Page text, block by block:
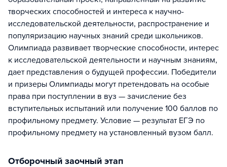
творческих способностей и интереса к научно-
исследовательской деятельности, распространение и
популяризацию научных знаний среди школьников.
Олимпиада развивает творческие способности, интерес
к исследовательской деятельности и научным знаниям,
дает представления о будущей профессии. Победители
и призеры Олимпиады могут претендовать на особые
права при поступлении в вуз — зачисление без
вступительных испытаний или получение 100 баллов по
профильному предмету. Условие — результат ЕГЭ по
профильному предмету на установленный вузом балл.
отборочный заочный этап